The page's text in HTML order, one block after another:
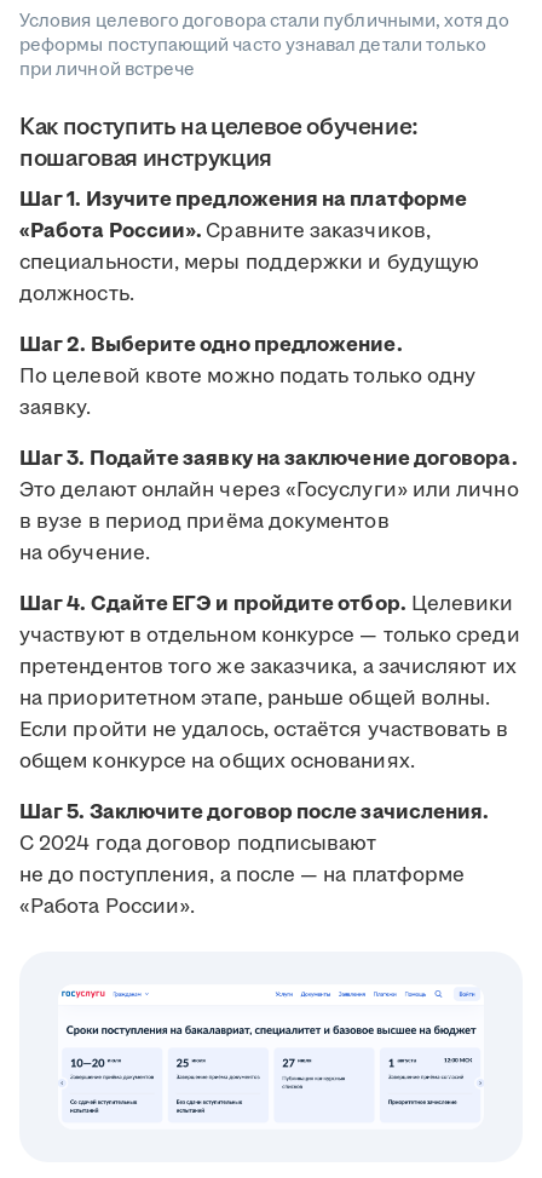
Условия целевого договора стали публичными, хотя до
реформы поступающий часто узнавал детали только
при личной встрече
Как поступить на целевое обучение:
пошаговая инструкция
Шаг 1. Изучите предложения на платформе
«Работа России». Сравните заказчиков,
специальности, меры поддержки и будущую
должность.
Шаг 2. Выберите одно предложение.
По целевой квоте можно подать только одну
заявку.
Шаг 3. Подайте заявку на заключение договора.
Это делают онлайн через «Госуслуги» или лично
в вузе в период приёма документов
на обучение.
Шаг 4. Сдайте ЕГЭ и пройдите отбор. Целевики
участвуют в отдельном конкурсе — только среди
претендентов того же заказчика, а зачисляют их
на приоритетном этапе, раньше общей волны.
Если пройти не удалось, остаётся участвовать в
общем конкурсе на общих основаниях.
Шаг 5. Заключите договор после зачисления.
С 2024 года договор подписывают
не до поступления, а после — на платформе
«Работа России».